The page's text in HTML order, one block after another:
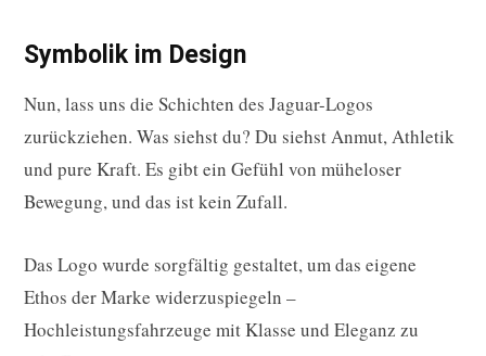
Symbolik im Design
Nun, lass uns die Schichten des Jaguar-Logos
zurückziehen. Was siehst du? Du siehst Anmut, Athletik
und pure Kraft. Es gibt ein Gefühl von müheloser
Bewegung, und das ist kein Zufall.
Das Logo wurde sorgfältig gestaltet, um das eigene
Ethos der Marke widerzuspiegeln –
Hochleistungsfahrzeuge mit Klasse und Eleganz zu